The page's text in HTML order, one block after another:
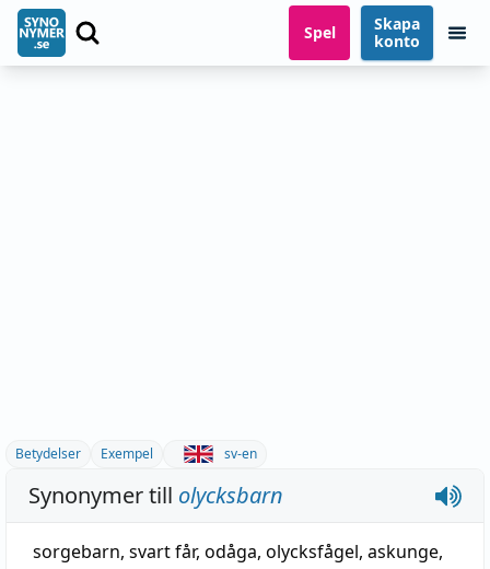
Spel
Skapa
konto
Betydelser Exempel sv-en
Synonymer till olycksbarn
sorgebarn, svart får, odåga, olycksfågel, askunge,